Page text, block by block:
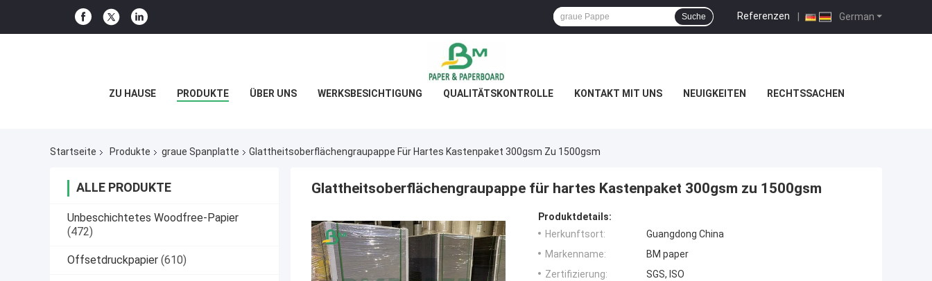
German
Referenzen |
Suche
ZU HAUSE PRODUKTE ÜBER UNS WERKSBESICHTIGUNG QUALITÄTSKONTROLLE KONTAKT MIT UNS NEUIGKEITEN RECHTSSACHEN
Startseite Produkte graue Spanplatte Glattheitsoberflächengraupappe Für Hartes Kastenpaket 300gsm Zu 1500gsm
ALLE PRODUKTE
Unbeschichtetes Woodfree-Papier
(472)
Offsetdruckpapier (610)
Glattheitsoberflächengraupappe für hartes Kastenpaket 300gsm zu 1500gsm
Produktdetails:
Herkunftsort:
Guangdong China
Markenname:
BM paper
Zertifizierung:
SGS, ISO